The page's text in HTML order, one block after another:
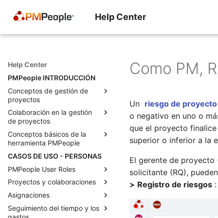
Help Center
Help Center
PMPeople INTRODUCCIÓN
Conceptos de gestión de
proyectos
La economía del proyecto
El momento decisivo para un
director de proyecto
Lo que los gerentes realmente
quieren decir cuando nos
“empoderan” como gerentes
de proyecto
Tres tipos de habilidades para
un PM
Anticipándose a los
Colaboración en la gestión
de proyectos
Roles para la gestión
profesional de proyectos
Estados para solicitudes y
proyectos
Cómo agregar muchos
proyectos
Objetos para la gestión
profesional de proyectos
Conceptos básicos de la
herramienta PMPeople
Una herramienta para todos
los proyectos
Modelo de negocio de
PMPeople
Roles de administrador y
propietario de la organización
CASOS DE USO - PERSONAS
PMPeople User Roles
Functional Manager
Project Management Office
Portfolio Manager
Proyectos y colaboraciones
Equipos de proyecto en
PMPeople
Asignaciones
Asignaciones con PMPeople
Seguimiento del tiempo y los
Como PM,
Un riesgo de proyecto
o negativo en uno o
que el proyecto
superior o inferior a la
El gerente de proyecto
solicitante (RQ),
> Registro de riesgos :